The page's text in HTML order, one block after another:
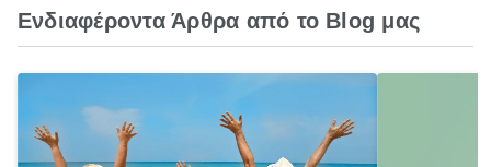
Ενδιαφέροντα Άρθρα από το Blog μας